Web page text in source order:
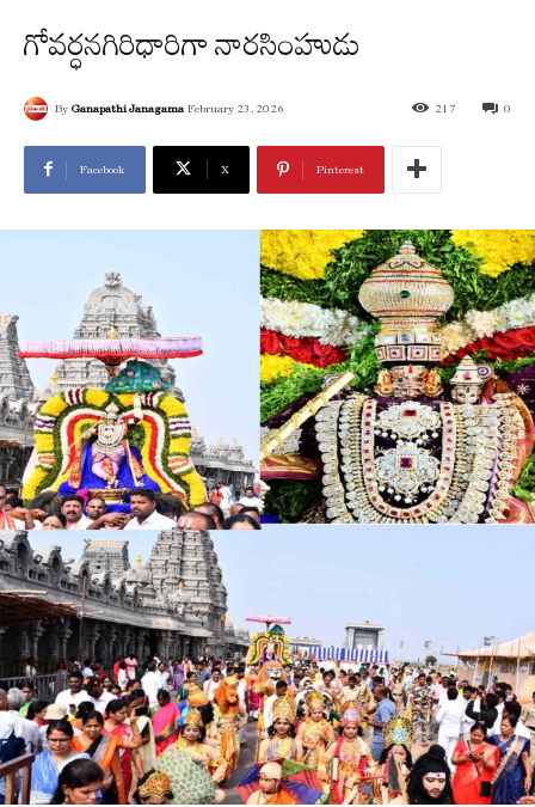
గోవర్ధనగిరిధారిగా నారసింహుడు
By Ganapathi Janagama February 23, 2026 0
217
Facebook X Pinterest